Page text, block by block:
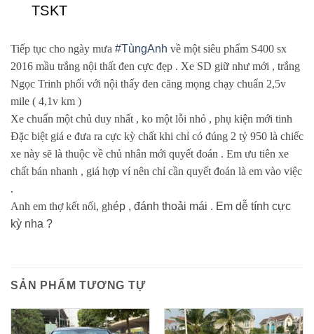
TSKT
Tiếp tục cho ngày mưa #TùngAnh về một siêu phẩm S400 sx
2016 mầu trắng nội thất đen cực đẹp . Xe SD giữ như mới , trắng
Ngọc Trinh phối với nội thấy đen căng mọng chạy chuẩn 2,5v
mile ( 4,1v km )
Xe chuẩn một chủ duy nhất , ko một lỗi nhỏ , phụ kiện mới tinh
Đặc biệt giá e đưa ra cực kỳ chất khi chỉ có đúng 2 tỷ 950 là chiếc
xe này sẽ là thuộc về chủ nhân mới quyết đoán . Em ưu tiên xe
chất bán nhanh , giá hợp ví nên chỉ cần quyết đoán là em vào việc
.
Anh em thợ kết nối, ghép , đánh thoải mái . Em dễ tính cực
kỳ nha ?
SẢN PHẨM TƯƠNG TỰ